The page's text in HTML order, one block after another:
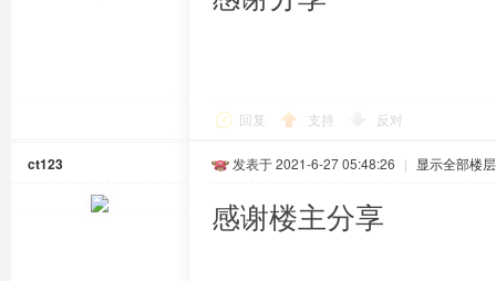
回复 支持 反对
ct123 发表于 2021-6-27 05:48:26 | 显示全部楼层
感谢楼主分享